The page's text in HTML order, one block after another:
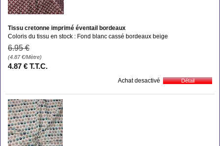
Tissu cretonne imprimé éventail bordeaux
Coloris du tissu en stock : Fond blanc cassé bordeaux beige
6.95 €
(4.87€/Mètre)
4.87 € T.T.C.
Achat desactivé